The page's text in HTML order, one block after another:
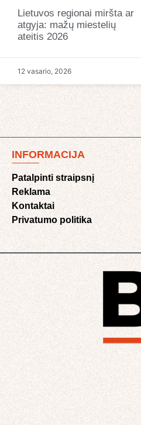
Lietuvos regionai miršta ar
atgyja: mažų miestelių
ateitis 2026
12 vasario, 2026
INFORMACIJA
Patalpinti straipsnį
Reklama
Kontaktai
Privatumo politika